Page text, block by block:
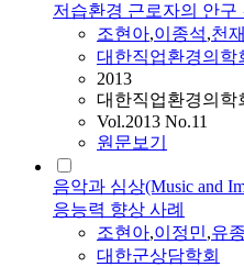
저습환경 근로자의 안구
조현아,이종석,천
대한직업환경의학
2013
대한직업환경의학
Vol.2013 No.11
원문보기
음악과 심상(Music and
응능력 향상 사례
조현아,이정민,유
대한군상담학회